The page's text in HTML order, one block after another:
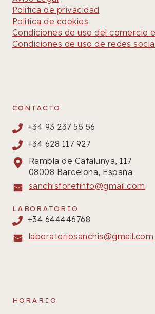
Política de privacidad
Política de cookies
Condiciones de uso del comercio
Condiciones de uso de redes
CONTACTO
+34 93 237 55 56
+34 628 117 927
Rambla de Catalunya, 117
08008 Barcelona, España.
sanchisforetinfo@gmail.com
LABORATORIO
+34 644446768
laboratoriosanchis@gmail.com
HORARIO